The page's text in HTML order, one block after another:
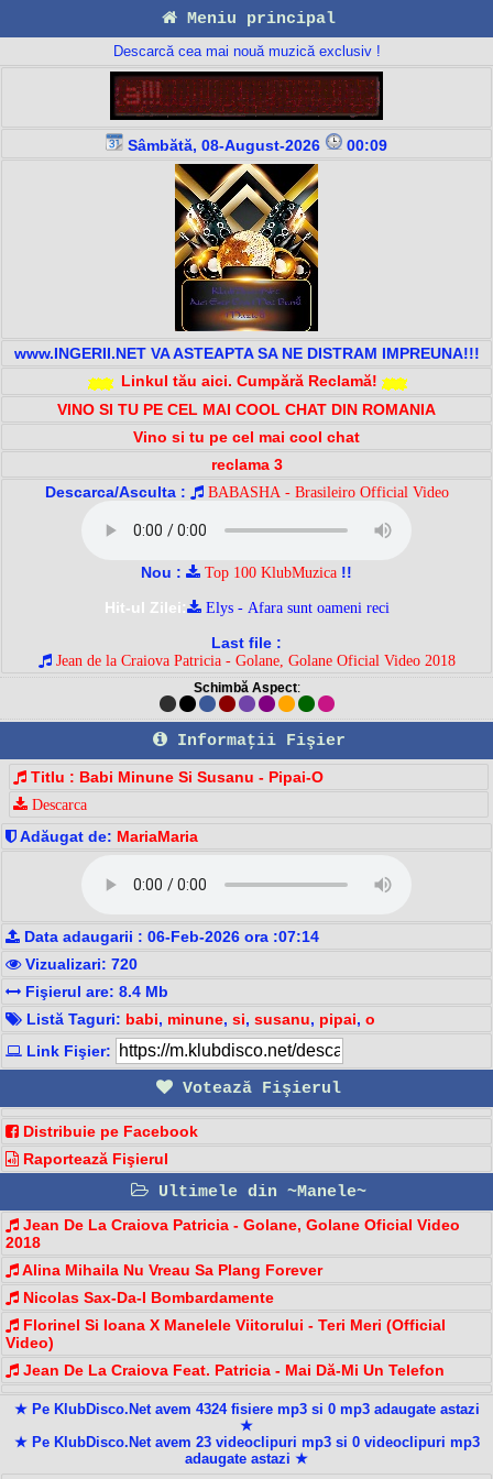
Meniu principal
Descarcă cea mai nouă muzică exclusiv !
Sâmbătă, 08-August-2026 00:09
www.INGERII.NET VA ASTEAPTA SA NE DISTRAM IMPREUNA!!!
Linkul tău aici. Cumpără Reclamă!
VINO SI TU PE CEL MAI COOL CHAT DIN ROMANIA
Vino si tu pe cel mai cool chat
reclama 3
Descarca/Asculta :
BABASHA - Brasileiro Official Video
Nou : Top 100 KlubMuzica !!
Hit-ul Zilei:
Elys - Afara sunt oameni reci
Last file :
Jean de la Craiova Patricia - Golane, Golane Oficial Video 2018
Schimbă Aspect:
Informaţii Fişier
Titlu : Babi Minune Si Susanu - Pipai-O
Descarca
Adăugat de: MariaMaria
Data adaugarii : 06-Feb-2026 ora :07:14
Vizualizari: 720
Fişierul are: 8.4 Mb
Listă Taguri: babi, minune, si, susanu, pipai, o
Link Fişier:
Votează Fişierul
Distribuie pe Facebook
Raportează Fişierul
Ultimele din ~Manele~
Jean De La Craiova Patricia - Golane, Golane Oficial Video
2018
Alina Mihaila Nu Vreau Sa Plang Forever
Nicolas Sax-Da-I Bombardamente
Florinel Si Ioana X Manelele Viitorului - Teri Meri (Official
Video)
Jean De La Craiova Feat. Patricia - Mai Dă-Mi Un Telefon
★ Pe KlubDisco.Net avem 4324 fisiere mp3 si 0 mp3 adaugate astazi
★
★ Pe KlubDisco.Net avem 23 videoclipuri mp3 si 0 videoclipuri mp3
adaugate astazi ★